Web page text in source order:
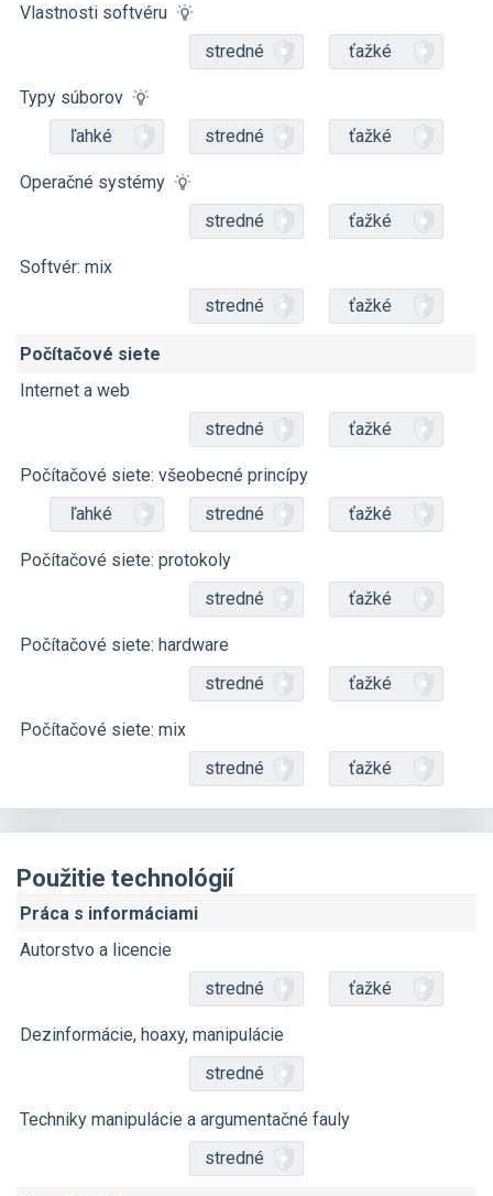
Vlastnosti softvéru
stredné
ťažké
Typy súborov
ľahké
stredné ťažké
Operačné systémy
stredné
ťažké
Softvér: mix
stredné
ťažké
Počítačové siete
Internet a web
stredné
ťažké
Počítačové siete: všeobecné princípy
ľahké
stredné ťažké
Počítačové siete: protokoly
stredné
ťažké
Počítačové siete: hardware
stredné
ťažké
Počítačové siete: mix
stredné
ťažké
Použitie technológií
Práca s informáciami
Autorstvo a licencie
stredné
ťažké
Dezinformácie, hoaxy, manipulácie
stredné
Techniky manipulácie a argumentačné fauly
stredné